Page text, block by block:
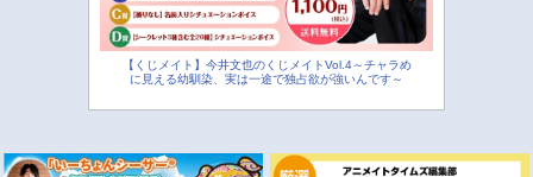
【くじメイト】今井文也のくじメイトVol.4～チャラめ
に見える幼馴染、実は一途で独占欲が強いんです～